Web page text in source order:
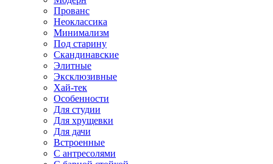
Прованс
Неоклассика
Минимализм
Под старину
Скандинавские
Элитные
Эксклюзивные
Хай-тек
Особенности
Для студии
Для хрущевки
Для дачи
Встроенные
С антресолями